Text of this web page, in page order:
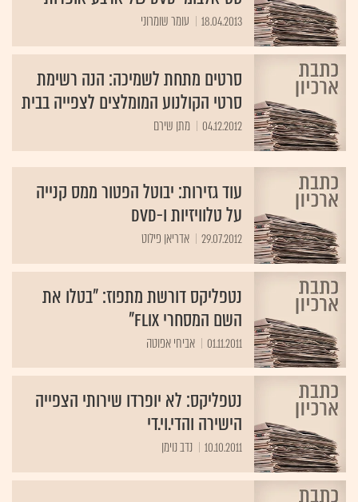
18.04.2013 עומר שומרוני
סרטים מתחת לשמיכה: הנה רשימת
סרטי הקולנוע המומלצים לצפייה בבית
04.12.2012 מתן שירם
עוד גזירות: יבוטל הפטור ממס קנייה
על טלוויזיות ו-DVD
29.07.2012 אדריאן פילוט
נטפליקס דורשת מתפוז: "בטלו את
השם המסחרי Flix"
01.11.2011 אביחי אפוטה
נטפליקס: לא יופרדו שירותי הצפייה
הישירה והדי.וי.די
10.10.2011 נדב נוימן